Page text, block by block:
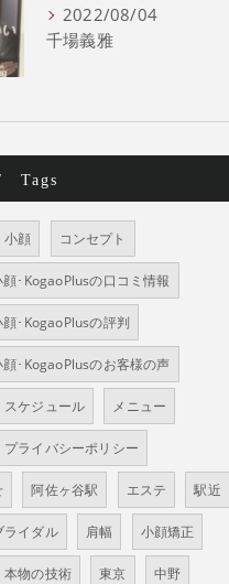
2022/08/04
千場義雅
Tags
小顔 コンセプト
･KogaoPlusの口コミ情報
･KogaoPlusの評判
･KogaoPlusのお客様の声
スケジュール メニュー
プライバシーポリシー
阿佐ヶ谷駅 エステ 駅近
ライダル 肩幅 小顔矯正
本物の技術 東京 中野